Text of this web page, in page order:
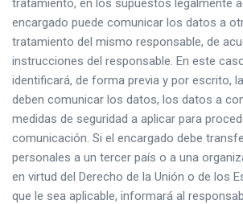
tratamiento, en los supuestos legalmente
encargado puede comunicar los datos a
tratamiento del mismo responsable, de
instrucciones del responsable. En este
identificará, de forma previa y por escrito,
deben comunicar los datos, los datos a
medidas de seguridad a aplicar para
comunicación. Si el encargado debe
personales a un tercer país o a una
en virtud del Derecho de la Unión o de los
que le sea aplicable, informará al